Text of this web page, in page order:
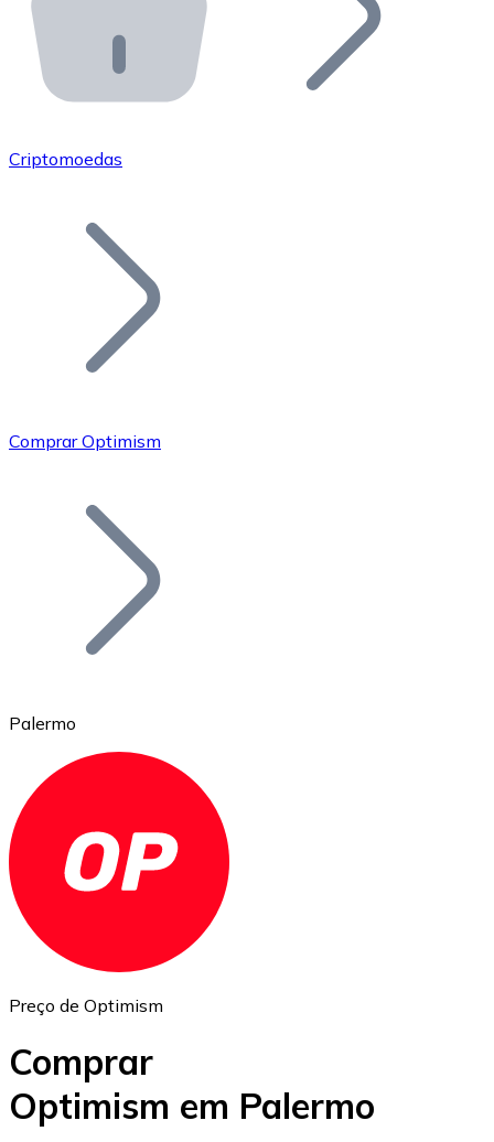
API Bitnovo
Integre nossa API no seu ecossistema.
Junte-se à nossa rede de revendedores e comercialize
Adicione o token do seu projeto ao nosso serviço de
Bitcoin
Ethereum
ETH
Criptomoedas
Comprar Optimism
Palermo
Preço de Optimism
Comprar
Optimism em Palermo